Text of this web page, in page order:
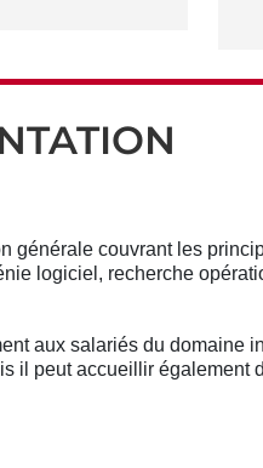
générale couvrant les
logiciel, recherche
aux salariés du
il peut accueillir